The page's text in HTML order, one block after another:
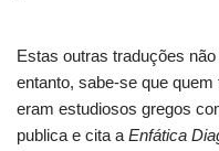
Estas outras traduções
entanto, sabe-se que
eram estudiosos gregos
publica e cita aEnfática